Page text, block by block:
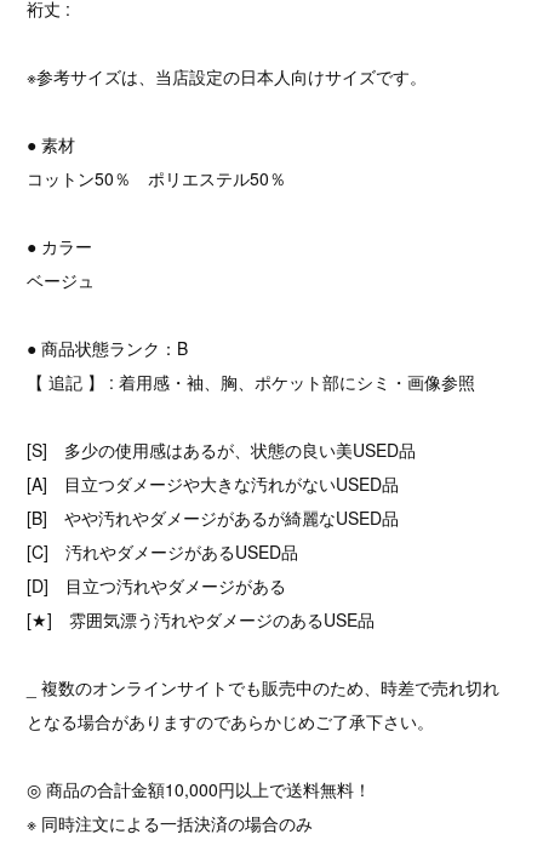
裄丈 :
※参考サイズは、当店設定の日本人向けサイズです。
● 素材
コットン50％ ポリエステル50％
● カラー
ベージュ
● 商品状態ランク：B
【 追記 】 : 着用感・袖、胸、ポケット部にシミ・画像参照
[S] 多少の使用感はあるが、状態の良い美USED品
[A] 目立つダメージや大きな汚れがないUSED品
[B] やや汚れやダメージがあるが綺麗なUSED品
[C] 汚れやダメージがあるUSED品
[D] 目立つ汚れやダメージがある
[★] 雰囲気漂う汚れやダメージのあるUSE品
_ 複数のオンラインサイトでも販売中のため、時差で売れ切れ
となる場合がありますのであらかじめご了承下さい。
◎ 商品の合計金額10,000円以上で送料無料！
※ 同時注文による一括決済の場合のみ